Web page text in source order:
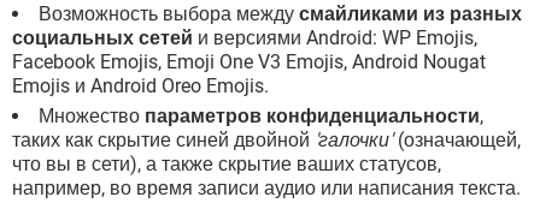
Возможность выбора между смайликами из разных
социальных сетей и версиями Android: WP Emojis,
Facebook Emojis, Emoji One V3 Emojis, Android Nougat
Emojis и Android Oreo Emojis.
Множество параметров конфиденциальности,
таких как скрытие синей двойной 'галочки'(означающей,
что вы в сети), а также скрытие ваших статусов,
например, во время записи аудио или написания текста.